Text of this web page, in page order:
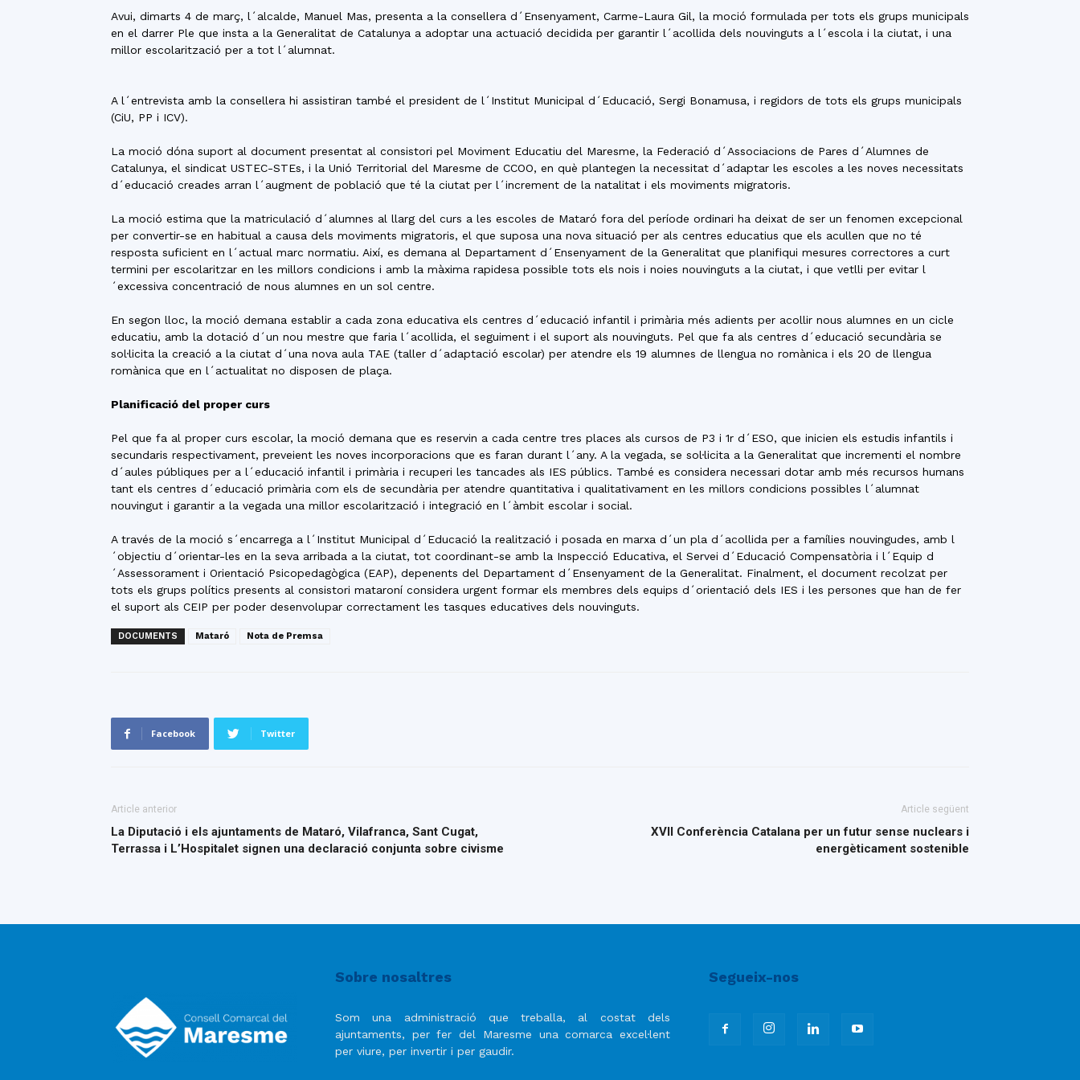
Maresme
Avui, dimarts 4 de març, l´alcalde, Manuel Mas, presenta a la consellera d´Ensenyament, Carme-Laura Gil, la moció formulada per tots els grups municipals
en el darrer Ple que insta a la Generalitat de Catalunya a adoptar una actuació decidida per garantir l´acollida dels nouvinguts a l´escola i la ciutat, i una
millor escolarització per a tot l´alumnat.
A l´entrevista amb la consellera hi assistiran també el president de l´Institut Municipal d´Educació, Sergi Bonamusa, i regidors de tots els grups municipals
(CiU, PP i ICV).
La moció dóna suport al document presentat al consistori pel Moviment Educatiu del Maresme, la Federació d´Associacions de Pares d´Alumnes de
Catalunya, el sindicat USTEC-STEs, i la Unió Territorial del Maresme de CCOO, en què plantegen la necessitat d´adaptar les escoles a les noves necessitats
d´educació creades arran l´augment de població que té la ciutat per l´increment de la natalitat i els moviments migratoris.
La moció estima que la matriculació d´alumnes al llarg del curs a les escoles de Mataró fora del període ordinari ha deixat de ser un fenomen excepcional
per convertir-se en habitual a causa dels moviments migratoris, el que suposa una nova situació per als centres educatius que els acullen que no té
resposta suficient en l´actual marc normatiu. Així, es demana al Departament d´Ensenyament de la Generalitat que planifiqui mesures correctores a curt
termini per escolaritzar en les millors condicions i amb la màxima rapidesa possible tots els nois i noies nouvinguts a la ciutat, i que vetlli per evitar l
´excessiva concentració de nous alumnes en un sol centre.
En segon lloc, la moció demana establir a cada zona educativa els centres d´educació infantil i primària més adients per acollir nous alumnes en un cicle
educatiu, amb la dotació d´un nou mestre que faria l´acollida, el seguiment i el suport als nouvinguts. Pel que fa als centres d´educació secundària se
sol·licita la creació a la ciutat d´una nova aula TAE (taller d´adaptació escolar) per atendre els 19 alumnes de llengua no romànica i els 20 de llengua
romànica que en l´actualitat no disposen de plaça.
Planificació del proper curs
Pel que fa al proper curs escolar, la moció demana que es reservin a cada centre tres places als cursos de P3 i 1r d´ESO, que inicien els estudis infantils i
secundaris respectivament, preveient les noves incorporacions que es faran durant l´any. A la vegada, se sol·licita a la Generalitat que incrementi el nombre
d´aules públiques per a l´educació infantil i primària i recuperi les tancades als IES públics. També es considera necessari dotar amb més recursos humans
tant els centres d´educació primària com els de secundària per atendre quantitativa i qualitativament en les millors condicions possibles l´alumnat
nouvingut i garantir a la vegada una millor escolarització i integració en l´àmbit escolar i social.
A través de la moció s´encarrega a l´Institut Municipal d´Educació la realització i posada en marxa d´un pla d´acollida per a famílies nouvingudes, amb l
´objectiu d´orientar-les en la seva arribada a la ciutat, tot coordinant-se amb la Inspecció Educativa, el Servei d´Educació Compensatòria i l´Equip d
´Assessorament i Orientació Psicopedagògica (EAP), depenents del Departament d´Ensenyament de la Generalitat. Finalment, el document recolzat per
tots els grups polítics presents al consistori mataroní considera urgent formar els membres dels equips d´orientació dels IES i les persones que han de fer
el suport als CEIP per poder desenvolupar correctament les tasques educatives dels nouvinguts.
DOCUMENTS Mataró Nota de Premsa
Facebook Twitter
Article anterior
La Diputació i els ajuntaments de Mataró, Vilafranca, Sant Cugat,
Terrassa i L’Hospitalet signen una declaració conjunta sobre civisme
Article següent
XVII Conferència Catalana per un futur sense nuclears i
energèticament sostenible
Sobre nosaltres
Som una administració que treballa, al costat dels
ajuntaments, per fer del Maresme una comarca excel·lent
per viure, per invertir i per gaudir.
Segueix-nos